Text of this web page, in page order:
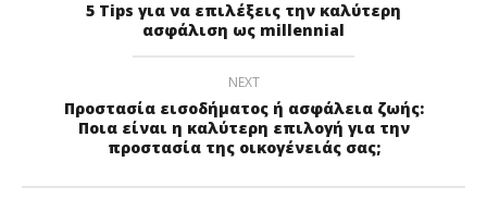
5 Tips για να επιλέξεις την καλύτερη
ασφάλιση ως millennial
NEXT
Προστασία εισοδήματος ή ασφάλεια ζωής:
Ποια είναι η καλύτερη επιλογή για την
προστασία της οικογένειάς σας;